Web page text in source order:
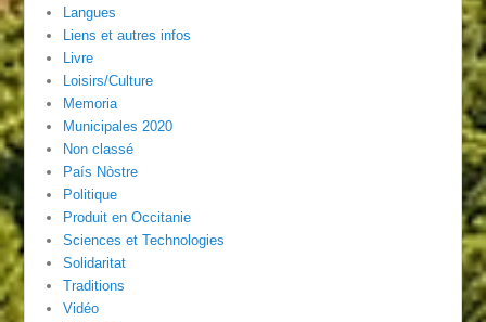
Langues
Liens et autres infos
Livre
Loisirs/Culture
Memoria
Municipales 2020
Non classé
País Nòstre
Politique
Produit en Occitanie
Sciences et Technologies
Solidaritat
Traditions
Vidéo